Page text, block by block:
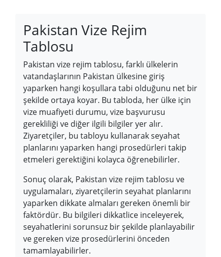
Pakistan Vize Rejim
Tablosu
Pakistan vize rejim tablosu, farklı ülkelerin
vatandaşlarının Pakistan ülkesine giriş
yaparken hangi koşullara tabi olduğunu net bir
şekilde ortaya koyar. Bu tabloda, her ülke için
vize muafiyeti durumu, vize başvurusu
gerekliliği ve diğer ilgili bilgiler yer alır.
Ziyaretçiler, bu tabloyu kullanarak seyahat
planlarını yaparken hangi prosedürleri takip
etmeleri gerektiğini kolayca öğrenebilirler.
Sonuç olarak, Pakistan vize rejim tablosu ve
uygulamaları, ziyaretçilerin seyahat planlarını
yaparken dikkate almaları gereken önemli bir
faktördür. Bu bilgileri dikkatlice inceleyerek,
seyahatlerini sorunsuz bir şekilde planlayabilir
ve gereken vize prosedürlerini önceden
tamamlayabilirler.